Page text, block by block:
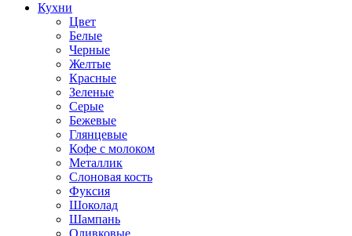
Кухни
Цвет
Белые
Черные
Желтые
Красные
Зеленые
Серые
Бежевые
Глянцевые
Кофе с молоком
Металлик
Слоновая кость
Фуксия
Шоколад
Шампань
Оливковые